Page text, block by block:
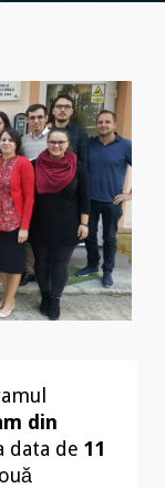
din
data de 11